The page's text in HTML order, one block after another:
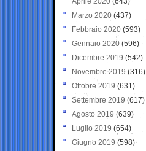
Marzo 2020 (437)
Febbraio 2020 (593)
Gennaio 2020 (596)
Dicembre 2019 (542)
Novembre 2019 (316)
Ottobre 2019 (631)
Settembre 2019 (617)
Agosto 2019 (639)
Luglio 2019 (654)
Giugno 2019 (598)